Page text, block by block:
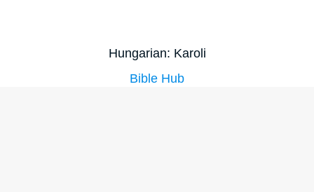
Hungarian: Karoli
Bible Hub